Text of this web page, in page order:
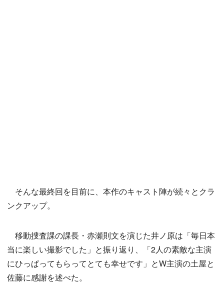
そんな最終回を目前に、本作のキャスト陣が続々とクラ
ンクアップ。
移動捜査課の課長・赤瀬則文を演じた井ノ原は「毎日本
当に楽しい撮影でした」と振り返り、「2人の素敵な主演
にひっぱってもらってとても幸せです」とW主演の土屋と
佐藤に感謝を述べた。